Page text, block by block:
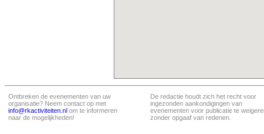
Ontbreken de evenementen van uw
organisatie? Neem contact op met
info@rkactiviteiten.nl om te informeren
naar de mogelijkheden!
De redactie houdt zich het recht voor
ingezonden aankondigingen van
evenementen voor publicatie te
zonder opgaaf van redenen.